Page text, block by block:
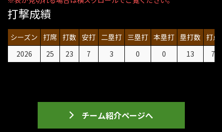
打撃成績
シーズン 打席 打数 安打 二塁打 三塁打 本塁打 塁打数 打点
2026
25 23 7 3 0 0 13 7
チーム紹介ページへ